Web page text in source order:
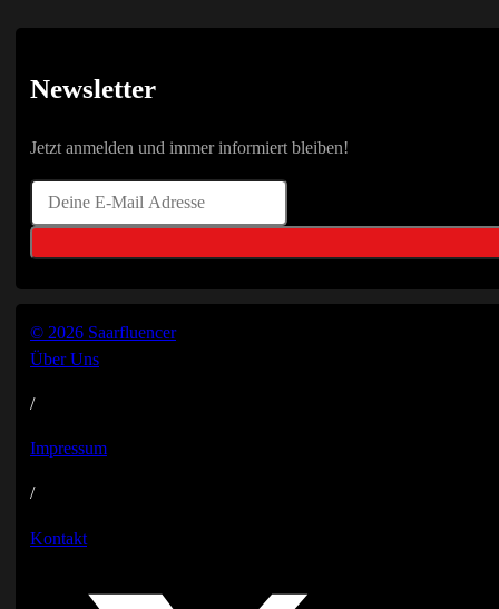
Newsletter
Jetzt anmelden und immer informiert bleiben!
© 2026 Saarfluencer
Über Uns
/
Impressum
/
Kontakt